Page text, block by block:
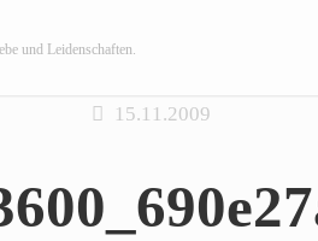
und Leidenschaften.
15.11.2009